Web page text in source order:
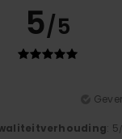
5/5
: 5